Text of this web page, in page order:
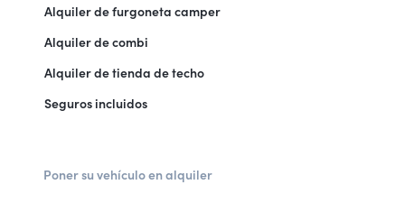
Alquiler de furgoneta camper
Alquiler de combi
Alquiler de tienda de techo
Seguros incluidos
Poner su vehículo en alquiler